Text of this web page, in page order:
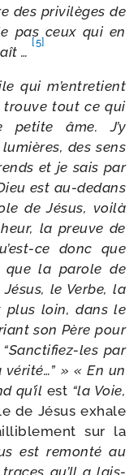
des pri­vi­lèges de
pas ceux qui en
…
[5]
qui m’entretient
trouve tout ce qui
petite âme. J’y
des sens
et je sais par
est au-​dedans
de Jésus, voi­là
la preuve de
ce donc que
que la parole de
Jésus, le Verbe, la
plus loin, dans le
son Père pour
“Sanctifiez-​les par
» « En un
qu’il est “la Voie,
de Jésus exhale
sur la
est remon­té au
traces qu’Il a lais­